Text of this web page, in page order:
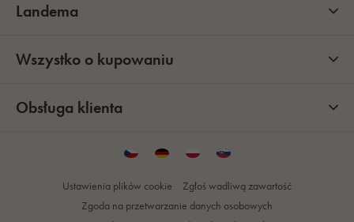
Landema
Wszystko o kupowaniu
Obsługa klienta
Ustawienia plików cookie
Zgłoś wadliwą zawartość
Zgoda na przetwarzanie danych osobowych